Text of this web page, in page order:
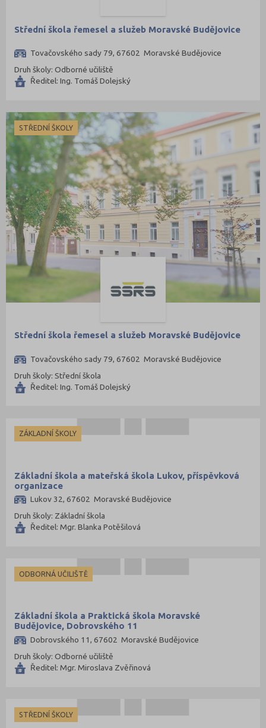
Střední škola řemesel a služeb Moravské Budějovice
Tovačovského sady 79, 67602 Moravské Budějovice
Druh školy: Odborné učiliště
Ředitel: Ing. Tomáš Dolejský
STŘEDNÍ ŠKOLY
Střední škola řemesel a služeb Moravské Budějovice
Tovačovského sady 79, 67602 Moravské Budějovice
Druh školy: Střední škola
Ředitel: Ing. Tomáš Dolejský
ZÁKLADNÍ ŠKOLY
Základní škola a mateřská škola Lukov, příspěvková
organizace
Lukov 32, 67602 Moravské Budějovice
Druh školy: Základní škola
Ředitel: Mgr. Blanka Potěšilová
ODBORNÁ UČILIŠTĚ
Základní škola a Praktická škola Moravské
Budějovice, Dobrovského 11
Dobrovského 11, 67602 Moravské Budějovice
Druh školy: Odborné učiliště
Ředitel: Mgr. Miroslava Zvěřinová
STŘEDNÍ ŠKOLY